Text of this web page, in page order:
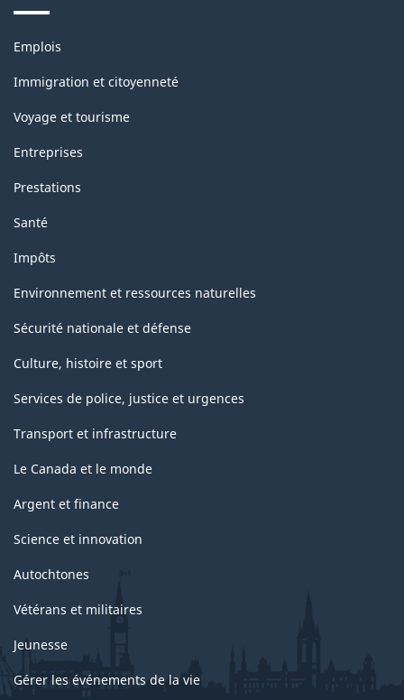
Thèmes
sujets
Emplois
Immigration et citoyenneté
Voyage et tourisme
Entreprises
Prestations
Santé
Impôts
Environnement et ressources naturelles
Sécurité nationale et défense
Culture, histoire et sport
Services de police, justice et urgences
Transport et infrastructure
Le Canada et le monde
Argent et finance
Science et innovation
Autochtones
Vétérans et militaires
Jeunesse
Gérer les événements de la vie